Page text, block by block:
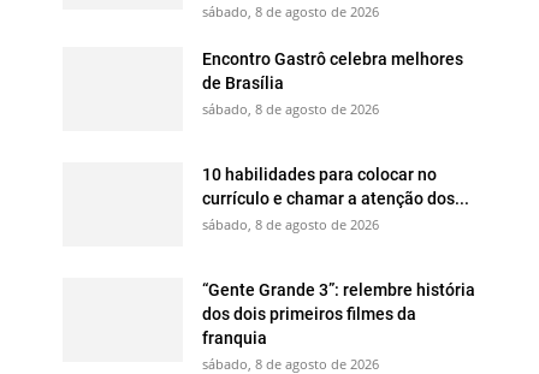
sábado, 8 de agosto de 2026
Encontro Gastrô celebra melhores
de Brasília
sábado, 8 de agosto de 2026
10 habilidades para colocar no
currículo e chamar a atenção dos...
sábado, 8 de agosto de 2026
“Gente Grande 3”: relembre história
dos dois primeiros filmes da
franquia
sábado, 8 de agosto de 2026